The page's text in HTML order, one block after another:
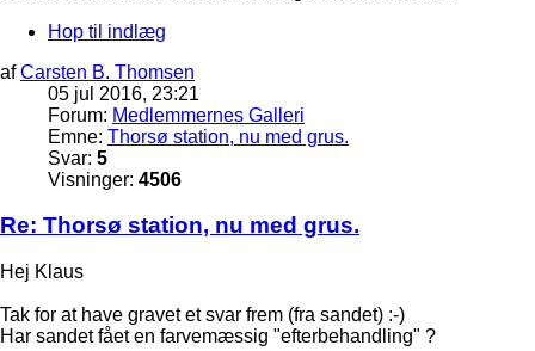
Hop til indlæg
afCarsten B. Thomsen
05 jul 2016, 23:21
Forum: Medlemmernes Galleri
Emne: Thorsø station, nu med grus.
Svar: 5
Visninger: 4506
Re: Thorsø station, nu med grus.
Hej Klaus
Tak for at have gravet et svar frem (fra sandet) :-)
Har sandet fået en farvemæssig "efterbehandling" ?